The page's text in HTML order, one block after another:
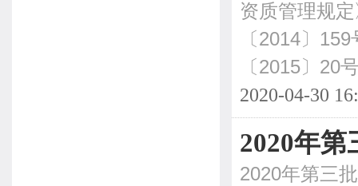
资质管理规
〔2014〕
〔2015〕20
2020-04-30
2020年
2020年第三